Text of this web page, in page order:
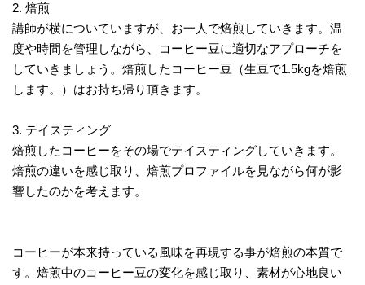
2. 焙煎
講師が横についていますが、お一人で焙煎していきます。温
度や時間を管理しながら、コーヒー豆に適切なアプローチを
していきましょう。焙煎したコーヒー豆（生豆で1.5kgを焙煎
します。）はお持ち帰り頂きます。
3. テイスティング
焙煎したコーヒーをその場でテイスティングしていきます。
焙煎の違いを感じ取り、焙煎プロファイルを見ながら何が影
響したのかを考えます。
コーヒーが本来持っている風味を再現する事が焙煎の本質で
す。焙煎中のコーヒー豆の変化を感じ取り、素材が心地良い